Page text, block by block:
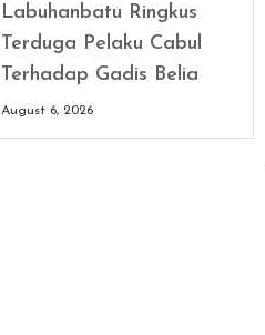
Labuhanbatu Ringkus
Terduga Pelaku Cabul
Terhadap Gadis Belia
August 6, 2026